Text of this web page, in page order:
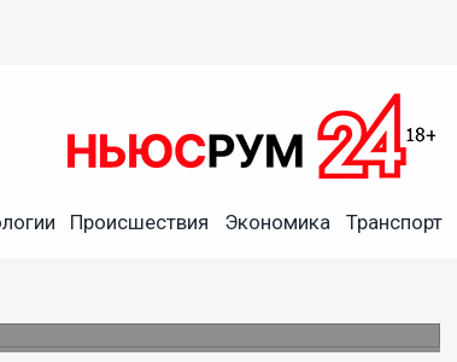
Происшествия Экономика Транспорт
области на